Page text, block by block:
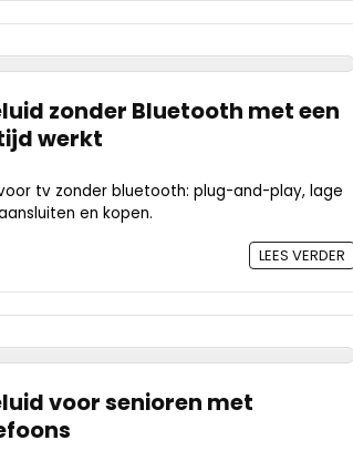
zonder Bluetooth met een
werkt
tv zonder bluetooth: plug-and-play, lage
en kopen.
LEES VERDER
voor senioren met